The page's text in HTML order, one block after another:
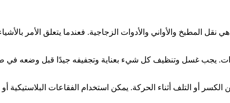
المطبخ والأواني والأدوات الزجاجية. فعندما يتعلق الأمر
يجب غسل وتنظيف كل شيء بعناية وتجفيفه جيدًا قبل وضعه في
أو التلف أثناء الحركة. يمكن استخدام الفقاعات البلاستيكية أو